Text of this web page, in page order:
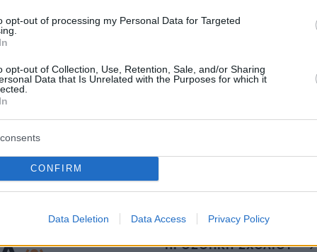
opt-out of processing my Personal Data for Targeted
opt-out of Collection, Use, Retention, Sale, and/or Sharing
Data that Is Unrelated with the Purposes for which it
CONFIRM
Data Deletion Data Access Privacy Policy
προγράμματος είναι 18 μήνες και
το 75% μισθού και εισφορών, με ανώτατο όριο
protothema.gr στο Google News
Ειδήσειςαπό την Ελλάδα και τον Κόσμο, τη
ΠΡΟΣΘΗΚΗ ΣΧΟΛΙΟΥ